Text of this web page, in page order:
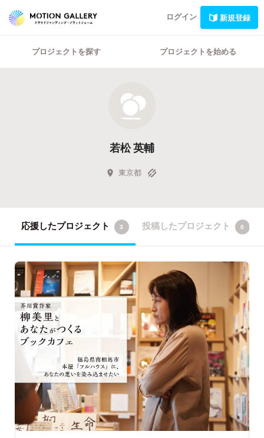
ログイン 新規登録
プロジェクトを探す プロジェクトを始める
若松 英輔
東京都
応援したプロジェクト 3 投稿したプロジェクト 0